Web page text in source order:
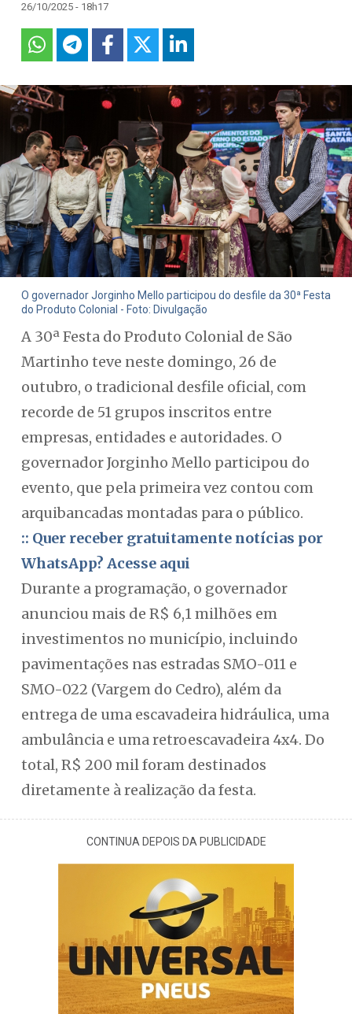
26/10/2025 - 18h17
O governador Jorginho Mello participou do desfile da 30ª Festa
do Produto Colonial - Foto: Divulgação
A 30ª Festa do Produto Colonial de São
Martinho teve neste domingo, 26 de
outubro, o tradicional desfile oficial, com
recorde de 51 grupos inscritos entre
empresas, entidades e autoridades. O
governador Jorginho Mello participou do
evento, que pela primeira vez contou com
arquibancadas montadas para o público.
:: Quer receber gratuitamente notícias por
WhatsApp? Acesse aqui
Durante a programação, o governador
anunciou mais de R$ 6,1 milhões em
investimentos no município, incluindo
pavimentações nas estradas SMO-011 e
SMO-022 (Vargem do Cedro), além da
entrega de uma escavadeira hidráulica, uma
ambulância e uma retroescavadeira 4x4. Do
total, R$ 200 mil foram destinados
diretamente à realização da festa.
CONTINUA DEPOIS DA PUBLICIDADE